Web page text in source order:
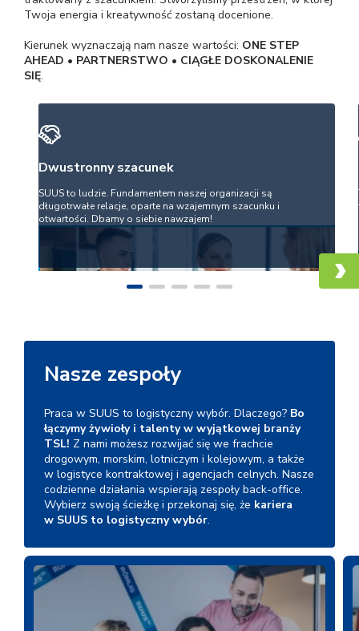
Twoja energia i kreatywność zostaną docenione.
Kierunek wyznaczają nam nasze wartości: ONE STEP
AHEAD • PARTNERSTWO • CIĄGŁE DOSKONALENIE
SIĘ.
Dwustronny szacunek
SUUS to ludzie. Fundamentem naszej organizacji są
długotrwałe relacje, oparte na wzajemnym szacunku i
otwartości. Dbamy o siebie nawzajem!
Nasze zespoły
Praca w SUUS to logistyczny wybór. Dlaczego? Bo
łączymy żywioły i talenty w wyjątkowej branży
TSL! Z nami możesz rozwijać się we frachcie
drogowym, morskim, lotniczym i kolejowym, a także
w logistyce kontraktowej i agencjach celnych. Nasze
codzienne działania wspierają zespoły back-office.
Wybierz swoją ścieżkę i przekonaj się, że kariera
w SUUS to logistyczny wybór.